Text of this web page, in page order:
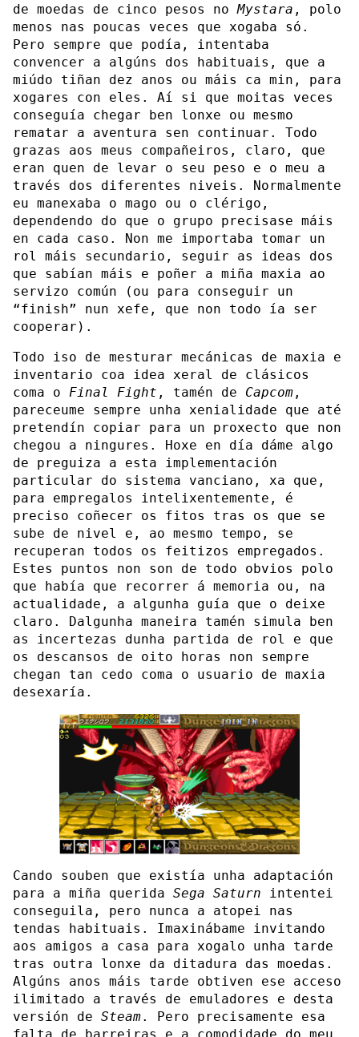
de moedas de cinco pesos noMystara , polo
menos nas poucas veces que xogaba só.
Pero sempre que podía, intentaba
convencer a algúns dos habituais, que a
miúdo tiñan dez anos ou máis ca min, para
xogares con eles. Aí si que moitas veces
conseguía chegar ben lonxe ou mesmo
rematar a aventura sen continuar. Todo
grazas aos meus compañeiros, claro, que
eran quen de levar o seu peso e o meu a
través dos diferentes niveis. Normalmente
eu manexaba o mago ou o clérigo,
dependendo do que o grupo precisase máis
en cada caso. Non me importaba tomar un
rol máis secundario, seguir as ideas dos
que sabían máis e poñer a miña maxia ao
servizo común (ou para conseguir un
“finish” nun xefe, que non todo ía ser
cooperar).
Todo iso de mesturar mecánicas de maxia e
inventario coa idea xeral de clásicos
coma o Final Fight , tamén de Capcom ,
pareceume sempre unha xenialidade que até
pretendín copiar para un proxecto que non
chegou a ningures. Hoxe en día dáme algo
de preguiza a esta implementación
particular do sistema vanciano, xa que,
para empregalos intelixentemente, é
preciso coñecer os fitos tras os que se
sube de nivel e, ao mesmo tempo, se
recuperan todos os feitizos empregados.
Estes puntos non son de todo obvios polo
que había que recorrer á memoria ou, na
actualidade, a algunha guía que o deixe
claro. Dalgunha maneira tamén simula ben
as incertezas dunha partida de rol e que
os descansos de oito horas non sempre
chegan tan cedo coma o usuario de maxia
desexaría.
Cando souben que existía unha adaptación
para a miña querida Sega Saturn intentei
conseguila, pero nunca a atopei nas
tendas habituais. Imaxinábame invitando
aos amigos a casa para xogalo unha tarde
tras outra lonxe da ditadura das moedas.
Algúns anos máis tarde obtiven ese acceso
ilimitado a través de emuladores e desta
versión de Steam. Pero precisamente esa